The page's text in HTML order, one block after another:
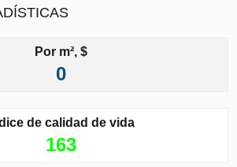
Por m², $
0
de calidad de vida
163